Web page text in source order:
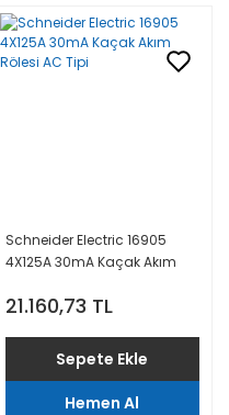
Schneider Electric 16905
4X125A 30mA Kaçak Akım
21.160,73 TL
Sepete Ekle
Hemen Al